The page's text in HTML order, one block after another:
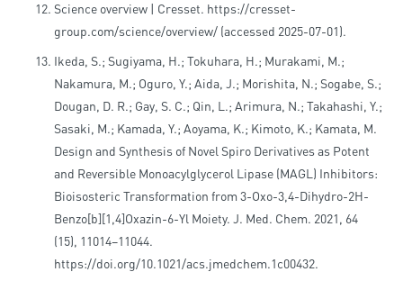
Science overview | Cresset. https://cresset-
group.com/science/overview/ (accessed 2025-07-01).
Ikeda, S.; Sugiyama, H.; Tokuhara, H.; Murakami, M.;
Nakamura, M.; Oguro, Y.; Aida, J.; Morishita, N.; Sogabe, S.;
Dougan, D. R.; Gay, S. C.; Qin, L.; Arimura, N.; Takahashi, Y.;
Sasaki, M.; Kamada, Y.; Aoyama, K.; Kimoto, K.; Kamata, M.
Design and Synthesis of Novel Spiro Derivatives as Potent
and Reversible Monoacylglycerol Lipase (MAGL) Inhibitors:
Bioisosteric Transformation from 3-Oxo-3,4-Dihydro-2H-
Benzo[b][1,4]Oxazin-6-Yl Moiety. J. Med. Chem. 2021, 64
(15), 11014–11044.
https://doi.org/10.1021/acs.jmedchem.1c00432.